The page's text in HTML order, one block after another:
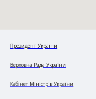
Президент України
Верховна Рада України
Кабінет Міністрів України